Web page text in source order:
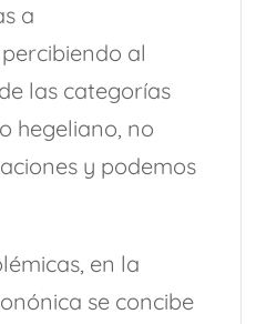
a
al
las categorías
hegeliano, no
y podemos
en la
se concibe